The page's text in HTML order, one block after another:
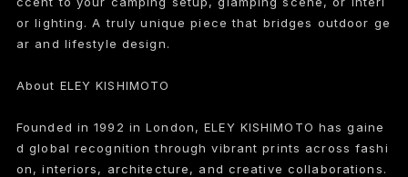
or lighting. A truly unique piece that bridges outdoor ge
ar and lifestyle design.
About ELEY KISHIMOTO
Founded in 1992 in London, ELEY KISHIMOTO has gaine
d global recognition through vibrant prints across fashi
on, interiors, architecture, and creative collaborations.